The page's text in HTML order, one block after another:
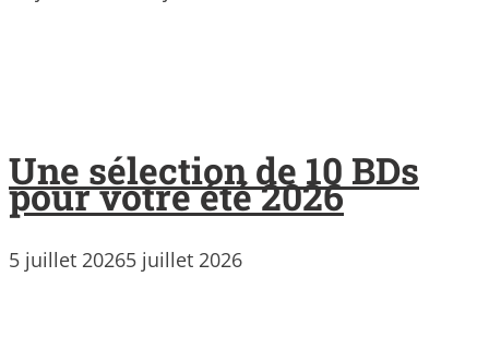
Une sélection de 10 BDs
pour votre été 2026
5 juillet 20265 juillet 2026